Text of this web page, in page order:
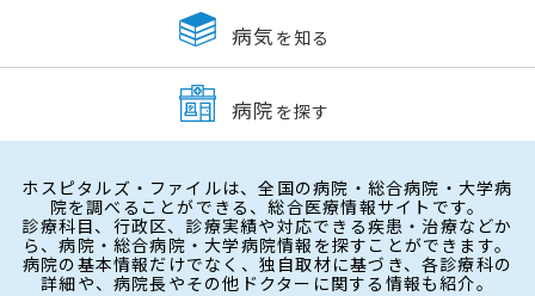
病気 を知る
病院 を探す
ホスピタルズ・ファイルは、全国の病院・総合病院・大学病
院を調べることができる、総合医療情報サイトです。
診療科目、行政区、診療実績や対応できる疾患・治療などか
ら、病院・総合病院・大学病院情報を探すことができます。
病院の基本情報だけでなく、独自取材に基づき、各診療科の
詳細や、病院長やその他ドクターに関する情報も紹介。